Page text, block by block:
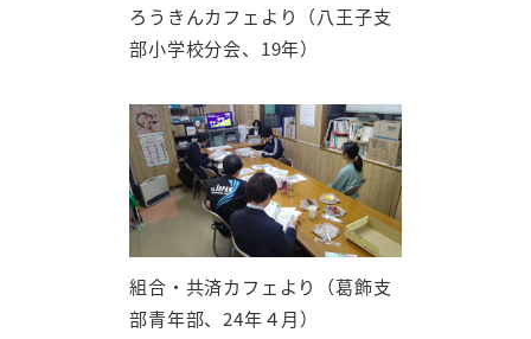
ろうきんカフェより（八王子支
部小学校分会、19年）
組合・共済カフェより（葛飾支
部青年部、24年４月）